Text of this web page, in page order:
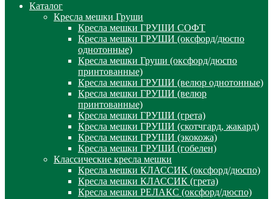
Каталог
Кресла мешки Груши
Кресла мешки ГРУШИ СОФТ
Кресла мешки ГРУШИ (оксфорд/дюспо
однотонные)
Кресла мешки Груши (оксфорд/дюспо
принтованные)
Кресла мешки ГРУШИ (велюр однотонные)
Кресла мешки ГРУШИ (велюр
принтованные)
Кресла мешки ГРУШИ (грета)
Кресла мешки ГРУШИ (скотчгард, жакард)
Кресла мешки ГРУШИ (экокожа)
Кресла мешки ГРУШИ (гобелен)
Классические кресла мешки
Кресла мешки КЛАССИК (оксфорд/дюспо)
Кресла мешки КЛАССИК (грета)
Креслa мешки РЕЛАКС (оксфорд/дюспо)